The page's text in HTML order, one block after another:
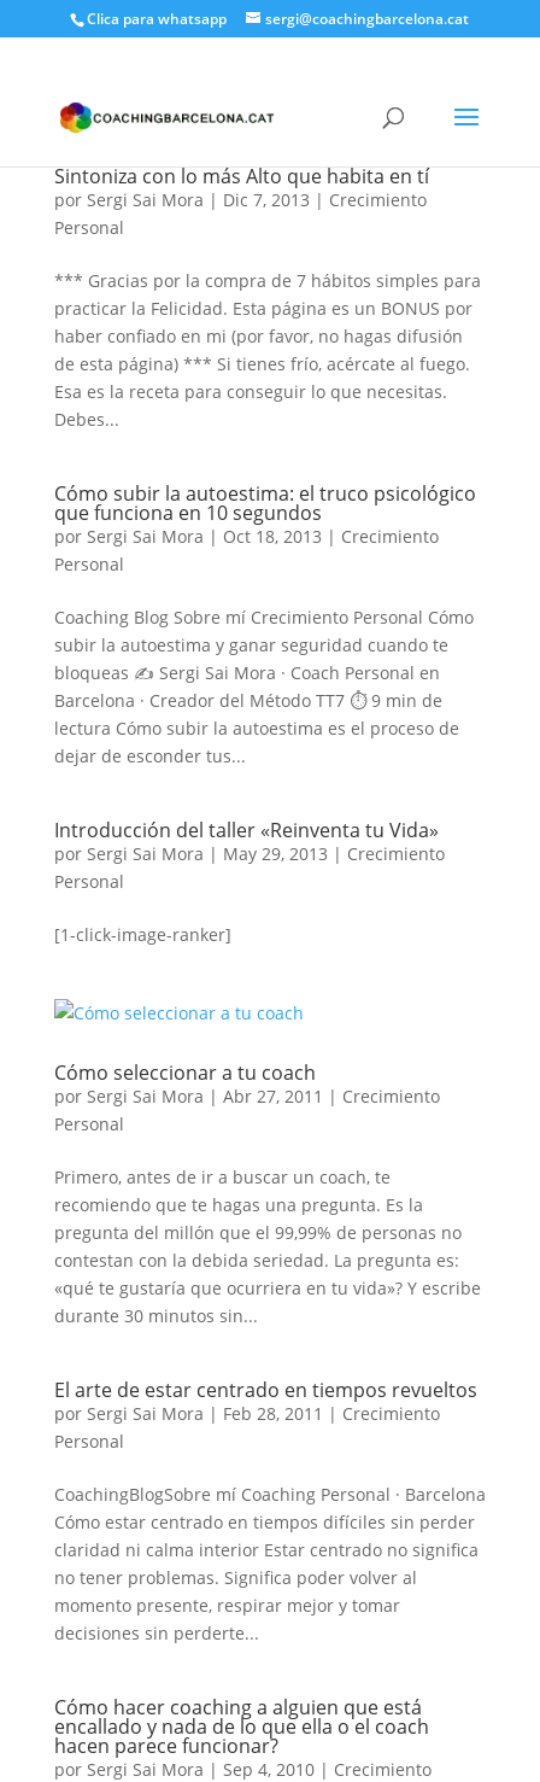
Clica para whatsapp sergi@coachingbarcelona.cat
Sintoniza con lo más Alto que habita en tí
por Sergi Sai Mora | Dic 7, 2013 | Crecimiento
Personal
*** Gracias por la compra de 7 hábitos simples para
practicar la Felicidad. Esta página es un BONUS por
haber confiado en mi (por favor, no hagas difusión
de esta página) *** Si tienes frío, acércate al fuego.
Esa es la receta para conseguir lo que necesitas.
Debes...
Cómo subir la autoestima: el truco psicológico
que funciona en 10 segundos
por Sergi Sai Mora | Oct 18, 2013 | Crecimiento
Personal
Coaching Blog Sobre mí Crecimiento Personal Cómo
subir la autoestima y ganar seguridad cuando te
bloqueas ✍️ Sergi Sai Mora · Coach Personal en
Barcelona · Creador del Método TT7 ⏱ 9 min de
lectura Cómo subir la autoestima es el proceso de
dejar de esconder tus...
Introducción del taller «Reinventa tu Vida»
por Sergi Sai Mora | May 29, 2013 | Crecimiento
Personal
[1-click-image-ranker]
Cómo seleccionar a tu coach
por Sergi Sai Mora | Abr 27, 2011 | Crecimiento
Personal
Primero, antes de ir a buscar un coach, te
recomiendo que te hagas una pregunta. Es la
pregunta del millón que el 99,99% de personas no
contestan con la debida seriedad. La pregunta es:
«qué te gustaría que ocurriera en tu vida»? Y escribe
durante 30 minutos sin...
El arte de estar centrado en tiempos revueltos
por Sergi Sai Mora | Feb 28, 2011 | Crecimiento
Personal
CoachingBlogSobre mí Coaching Personal · Barcelona
Cómo estar centrado en tiempos difíciles sin perder
claridad ni calma interior Estar centrado no significa
no tener problemas. Significa poder volver al
momento presente, respirar mejor y tomar
decisiones sin perderte...
Cómo hacer coaching a alguien que está
encallado y nada de lo que ella o el coach
hacen parece funcionar?
por Sergi Sai Mora | Sep 4, 2010| Crecimiento